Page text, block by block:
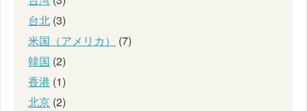
台北 (3)
米国（アメリカ）
(7)
韓国 (2)
香港 (1)
北京 (2)